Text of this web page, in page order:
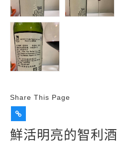
Share This Page
鮮活明亮的智利酒